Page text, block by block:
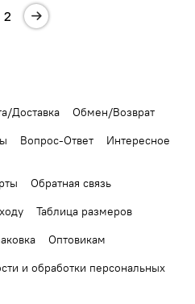
2
Доставка
Обмен/Возврат
Вопрос-Ответ Интересное
Обратная связь
Таблица размеров
Оптовикам
и обработки персональных